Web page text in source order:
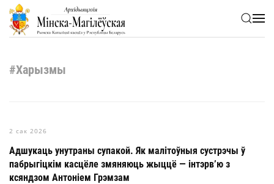
Skip to main content
#Харызмы
2 сак 2026
Адшукаць унутраны супакой. Як малітоўныя сустрэчы ў
пабрыгіцкім касцёле змяняюць жыццё — інтэрв’ю з
ксяндзом Антоніем Грэмзам